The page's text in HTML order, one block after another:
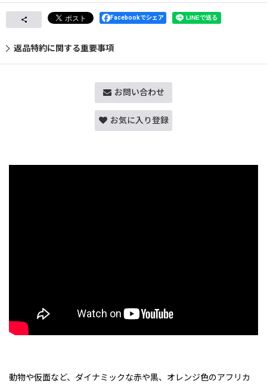
Facebookでシェア
返品特約に関する重要事項
お問い合わせ
お気に入り登録
動物や仮面など、ダイナミックな赤や黒、オレンジ色のアフリカ